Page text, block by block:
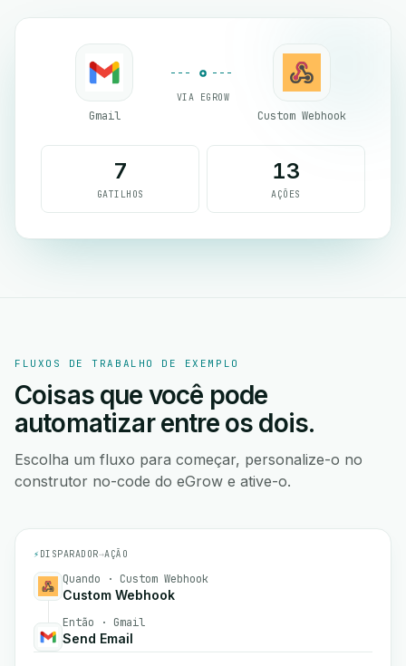
Gmail
VIA EGROW
Custom Webhook
7
GATILHOS
13
AÇÕES
FLUXOS DE TRABALHO DE EXEMPLO
Coisas que você pode
automatizar entre os dois.
Escolha um fluxo para começar, personalize-o no
construtor no-code do eGrow e ative-o.
⚡ DISPARADOR→AÇÃO
Quando · Custom Webhook
Custom Webhook
Então · Gmail
Send Email